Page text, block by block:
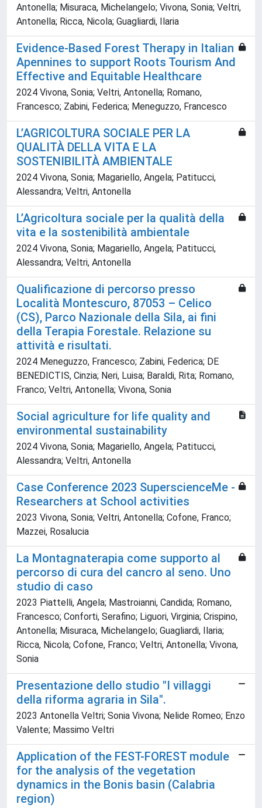
Antonella; Misuraca, Michelangelo; Vivona, Sonia; Veltri,
Antonella; Ricca, Nicola; Guagliardi, Ilaria
Evidence-Based Forest Therapy in Italian
Apennines to support Roots Tourism And
Effective and Equitable Healthcare
2024 Vivona, Sonia; Veltri, Antonella; Romano,
Francesco; Zabini, Federica; Meneguzzo, Francesco
L’AGRICOLTURA SOCIALE PER LA
QUALITÀ DELLA VITA E LA
SOSTENIBILITÀ AMBIENTALE
2024 Vivona, Sonia; Magariello, Angela; Patitucci,
Alessandra; Veltri, Antonella
L’Agricoltura sociale per la qualità della
vita e la sostenibilità ambientale
2024 Vivona, Sonia; Magariello, Angela; Patitucci,
Alessandra; Veltri, Antonella
Qualificazione di percorso presso
Località Montescuro, 87053 – Celico
(CS), Parco Nazionale della Sila, ai fini
della Terapia Forestale. Relazione su
attività e risultati.
2024 Meneguzzo, Francesco; Zabini, Federica; DE
BENEDICTIS, Cinzia; Neri, Luisa; Baraldi, Rita; Romano,
Franco; Veltri, Antonella; Vivona, Sonia
Social agriculture for life quality and
environmental sustainability
2024 Vivona, Sonia; Magariello, Angela; Patitucci,
Alessandra; Veltri, Antonella
Case Conference 2023 SuperscienceMe -
Researchers at School activities
2023 Vivona, Sonia; Veltri, Antonella; Cofone, Franco;
Mazzei, Rosalucia
La Montagnaterapia come supporto al
percorso di cura del cancro al seno. Uno
studio di caso
2023 Piattelli, Angela; Mastroianni, Candida; Romano,
Francesco; Conforti, Serafino; Liguori, Virginia; Crispino,
Antonella; Misuraca, Michelangelo; Guagliardi, Ilaria;
Ricca, Nicola; Cofone, Franco; Veltri, Antonella; Vivona,
Sonia
Presentazione dello studio "I villaggi
della riforma agraria in Sila".
2023 Antonella Veltri; Sonia Vivona; Nelide Romeo; Enzo
Valente; Massimo Veltri
Application of the FEST-FOREST module
for the analysis of the vegetation
dynamics in the Bonis basin (Calabria
region)